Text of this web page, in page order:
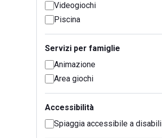
Videogiochi
Piscina
Servizi per famiglie
Animazione
Area giochi
Accessibilità
Spiaggia accessibile a disabili